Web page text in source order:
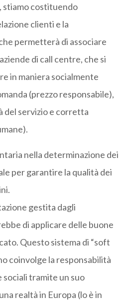
stiamo costituendo
clienti e la
permetterà di associare
di call centre, che si
in maniera socialmente
(prezzo responsabile),
del servizio e corretta
nella determinazione dei
per garantire la qualità dei
gestita dagli
di applicare delle buone
Questo sistema di “soft
coinvolge la responsabilità
tramite un suo
realtà in Europa (lo è in